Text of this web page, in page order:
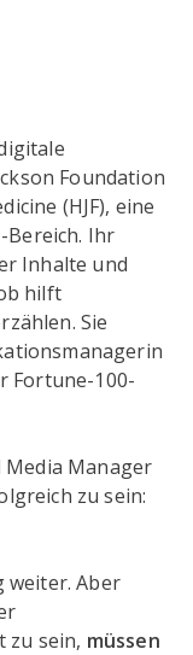
Foundation
(HJF), eine
Bereich. Ihr
Inhalte und
hilft
Sie
Fortune-100-
Media Manager
zu sein:
weiter. Aber
sein, müssen